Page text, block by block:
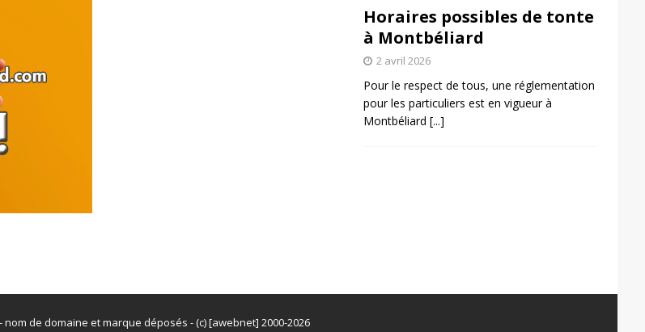
Horaires possibles de tonte
à Montbéliard
2 avril 2026
Pour le respect de tous, une réglementation
pour les particuliers est en vigueur à
Montbéliard [...]
de domaine et marque déposés - (c) [awebnet] 2000-2026